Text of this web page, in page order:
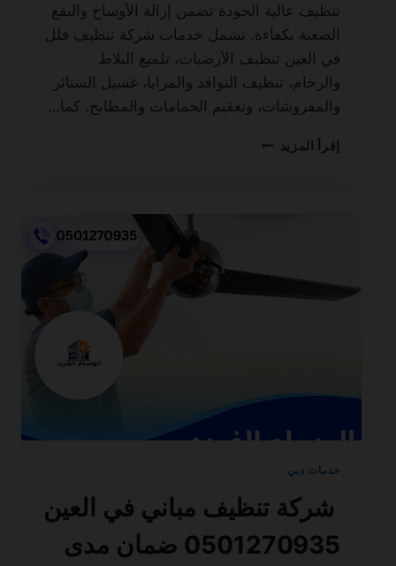
تنظيف عالية الجودة تضمن إزالة الأوساخ والبقع
الصعبة بكفاءة. تشمل خدمات شركة تنظيف فلل
في العين تنظيف الأرضيات، تلميع البلاط
والرخام، تنظيف النوافذ والمرايا، غسيل الستائر
والمفروشات، وتعقيم الحمامات والمطابخ. كما…
إقرأ المزيد شركة
0501270935
مدى
خدمات دبي
شركة تنظيف مباني في العين
0501270935 ضمان مدى